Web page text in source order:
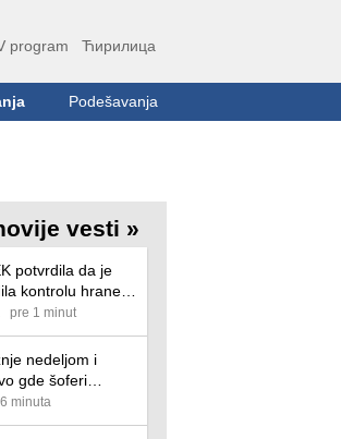
program Ћирилица
Podešavanja
vesti »
potvrdila da je
kontrolu hrane
pre 1 minut
nedeljom i
gde šoferi
na nova pravila,
paprena kazna
minuta